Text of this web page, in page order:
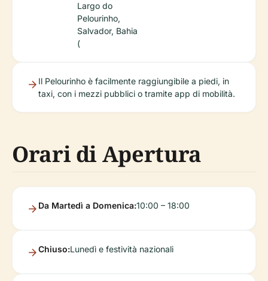
Largo do
Pelourinho,
Salvador, Bahia
(
Il Pelourinho è facilmente raggiungibile a piedi, in
taxi, con i mezzi pubblici o tramite app di mobilità.
Orari di Apertura
Da Martedì a Domenica:10:00 – 18:00
Chiuso:Lunedì e festività nazionali